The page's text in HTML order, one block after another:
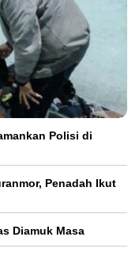
Polisi di
Penadah Ikut
Diamuk Masa